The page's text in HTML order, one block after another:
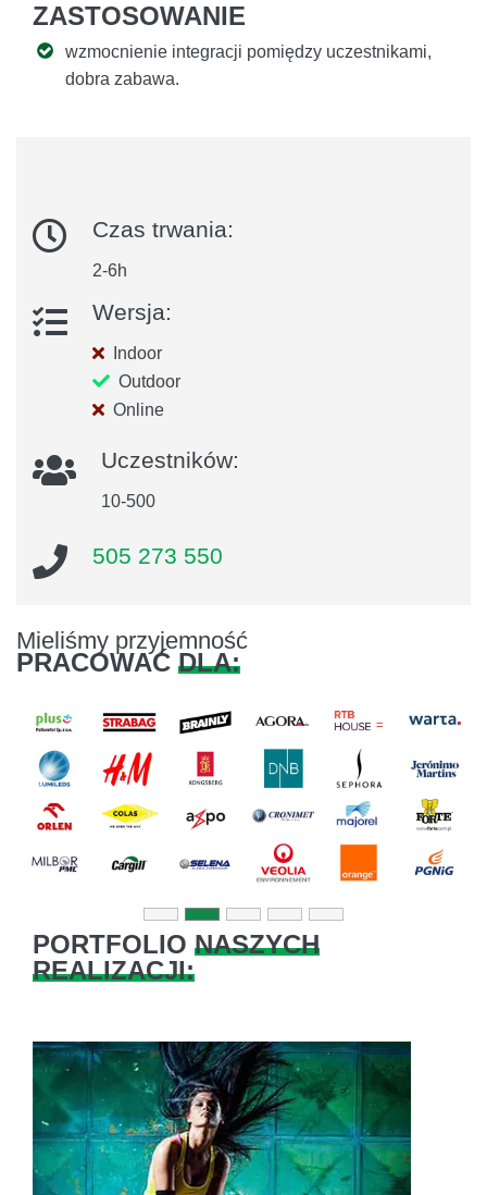
ZASTOSOWANIE
wzmocnienie integracji pomiędzy uczestnikami,
dobra zabawa.
Czas trwania:
2-6h
Wersja:
Indoor
Outdoor
Online
Uczestników:
10-500
505 273 550
Mieliśmy przyjemność
PRACOWAĆ DLA:
Previous
PORTFOLIO NASZYCH
REALIZACJI: